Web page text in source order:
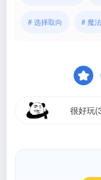
# 选择取向 # 魔法
很好玩